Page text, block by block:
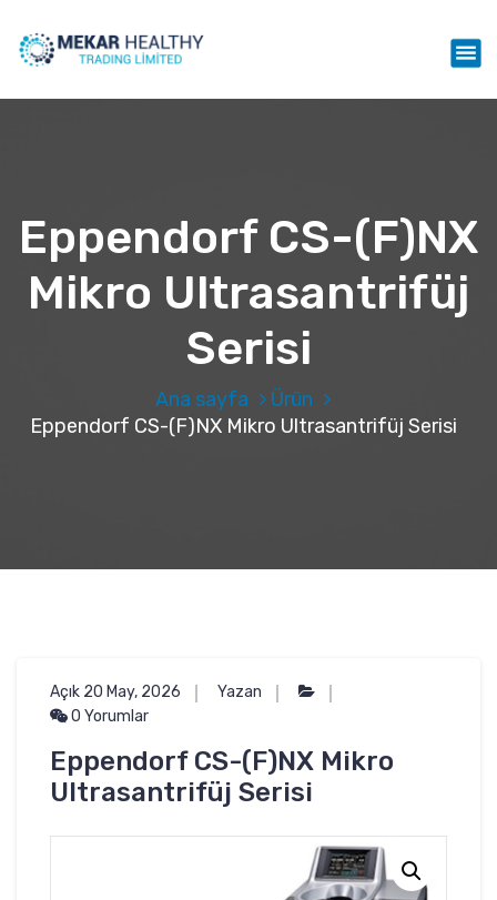
Mekar Healthy Trading LTD
Eppendorf CS-(F)NX
Mikro Ultrasantrifüj
Serisi
Ana sayfa
Ürün
Eppendorf CS-(F)NX Mikro Ultrasantrifüj Serisi
Açık 20 May, 2026
Yazan
0 Yorumlar
Eppendorf CS-(F)NX Mikro
Ultrasantrifüj Serisi